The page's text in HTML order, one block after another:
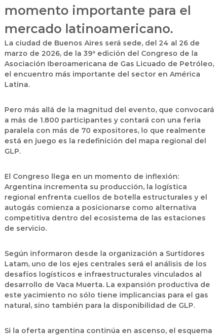
momento importante para el
mercado latinoamericano.
La ciudad de Buenos Aires será sede, del 24 al 26 de
marzo de 2026, de la 39ª edición del Congreso de la
Asociación Iberoamericana de Gas Licuado de Petróleo,
el encuentro más importante del sector en América
Latina.
Pero más allá de la magnitud del evento, que convocará
a más de 1.800 participantes y contará con una feria
paralela con más de 70 expositores, lo que realmente
está en juego es la redefinición del mapa regional del
GLP.
El Congreso llega en un momento de inflexión:
Argentina incrementa su producción, la logística
regional enfrenta cuellos de botella estructurales y el
autogás comienza a posicionarse como alternativa
competitiva dentro del ecosistema de las estaciones
de servicio.
Según informaron desde la organización a Surtidores
Latam, uno de los ejes centrales será el análisis de los
desafíos logísticos e infraestructurales vinculados al
desarrollo de Vaca Muerta. La expansión productiva de
este yacimiento no sólo tiene implicancias para el gas
natural, sino también para la disponibilidad de GLP.
Si la oferta argentina continúa en ascenso, el esquema